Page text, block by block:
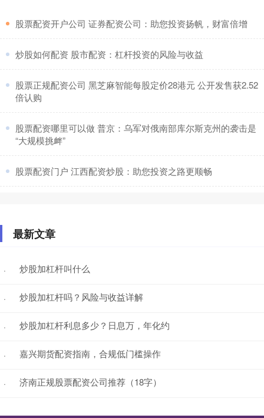
​股票配资开户公司 证券配资公司：助您投资扬帆，财富倍增
​炒股如何配资 股市配资：杠杆投资的风险与收益
​股票正规配资公司 黑芝麻智能每股定价28港元 公开发售获2.52
倍认购
​股票配资哪里可以做 普京：乌军对俄南部库尔斯克州的袭击是
“大规模挑衅”
​股票配资门户 江西配资炒股：助您投资之路更顺畅
最新文章
· 炒股加杠杆叫什么
· 炒股加杠杆吗？风险与收益详解
· 炒股加杠杆利息多少？日息万，年化约
· 嘉兴期货配资指南，合规低门槛操作
· 济南正规股票配资公司推荐（18字）